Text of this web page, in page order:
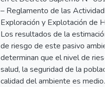
– Reglamento de las
Exploración y Explotación de
Los resultados de la estimación
de riesgo de este pasivo
determinan que el nivel de
salud, la seguridad de la
calidad del ambiente es medio.